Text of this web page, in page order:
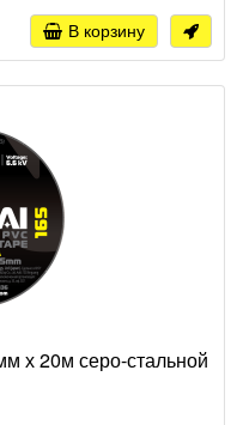
В корзину
х 20м серо-стальной